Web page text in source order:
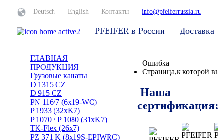
Deutsch English Контакты info@pfeiferrussia.ru
PFEIFER в России Доставка
ГЛАВНАЯ
ПРОДУКЦИЯ
Грузовые канаты
D 1315 CZ
D 915 CZ
PN 116/7 (6x19-WC)
P 1933 (32xK7)
P 1070 / P 1080 (31xK7)
TK-Flex (26x7)
PZ 371 K (8x19S-EPIWRC)
Ошибка
Страница,к которой
Наша
сертификация: